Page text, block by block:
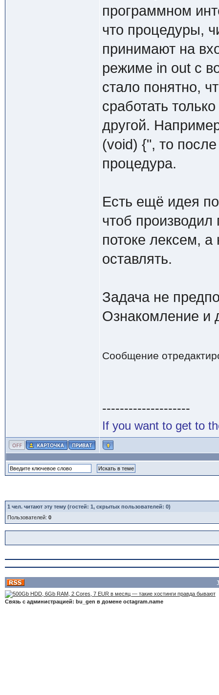
программном
что процедуры,
принимают на
режиме in out с
стало понятно,
сработать
другой.
(void) {", то
процедура.
Есть ещё идея
чтоб производил
потоке лексем,
оставлять.
Задача не
Ознакомление и
Сообщение
--------------------
If you want to get to
1 чел. читают эту тему (гостей: 1, скрытых пользователей: 0)
Пользователей: 0
Связь с администрацией: bu_gen в домене octagram.name